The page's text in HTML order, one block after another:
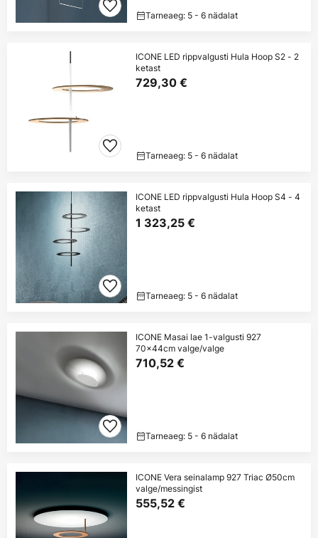
Tarneaeg: 5 - 6 nädalat
ICONE LED rippvalgusti Hula Hoop S2 - 2
ketast
729,30 €
Tarneaeg: 5 - 6 nädalat
ICONE LED rippvalgusti Hula Hoop S4 - 4
ketast
1 323,25 €
Tarneaeg: 5 - 6 nädalat
ICONE Masai lae 1-valgusti 927
70x44cm valge/valge
710,52 €
Tarneaeg: 5 - 6 nädalat
ICONE Vera seinalamp 927 Triac Ø50cm
valge/messingist
555,52 €